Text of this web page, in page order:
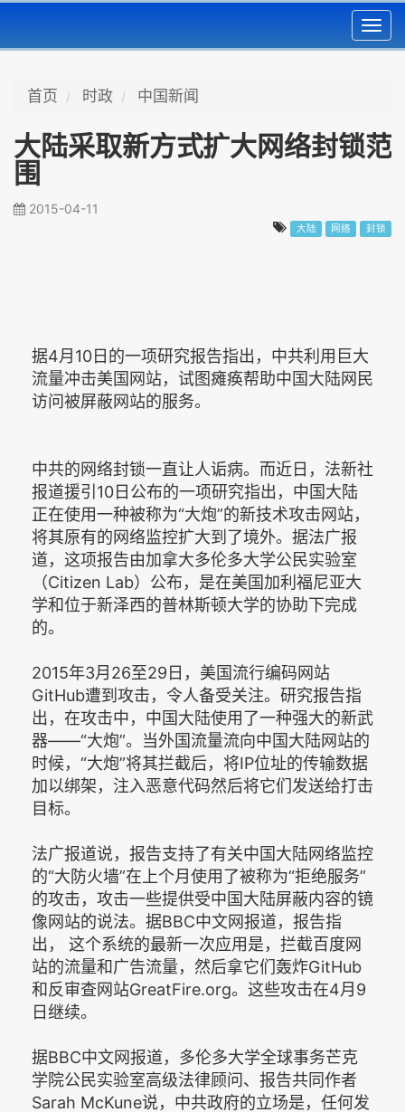
首页 时政 中国新闻
大陆采取新方式扩大网络封锁范
围
2015-04-11
大陆 网络 封锁
据4月10日的一项研究报告指出，中共利用巨大
流量冲击美国网站，试图瘫痪帮助中国大陆网民
访问被屏蔽网站的服务。
中共的网络封锁一直让人诟病。而近日，法新社
报道援引10日公布的一项研究指出，中国大陆
正在使用一种被称为“大炮”的新技术攻击网站，
将其原有的网络监控扩大到了境外。据法广报
道，这项报告由加拿大多伦多大学公民实验室
（Citizen Lab）公布，是在美国加利福尼亚大
学和位于新泽西的普林斯顿大学的协助下完成
的。
2015年3月26至29日，美国流行编码网站
GitHub遭到攻击，令人备受关注。研究报告指
出，在攻击中，中国大陆使用了一种强大的新武
器——“大炮”。当外国流量流向中国大陆网站的
时候，“大炮”将其拦截后，将IP位址的传输数据
加以绑架，注入恶意代码然后将它们发送给打击
目标。
法广报道说，报告支持了有关中国大陆网络监控
的“大防火墙”在上个月使用了被称为“拒绝服务”
的攻击，攻击一些提供受中国大陆屏蔽内容的镜
像网站的说法。据BBC中文网报道，报告指
出， 这个系统的最新一次应用是，拦截百度网
站的流量和广告流量，然后拿它们轰炸GitHub
和反审查网站GreatFire.org。这些攻击在4月9
日继续。
据BBC中文网报道，多伦多大学全球事务芒克
学院公民实验室高级法律顾问、报告共同作者
Sarah McKune说，中共政府的立场是，任何发